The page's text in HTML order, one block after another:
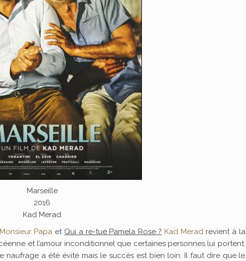
Marseille
2016
Kad Merad
Monsieur Papa et Qui a re-tué Pamela Rose ? Kad Meradrevient à la
et l’amour inconditionnel que certaines personnes lui portent.
naufrage a été évité mais le succès est bien loin. Il faut dire que le